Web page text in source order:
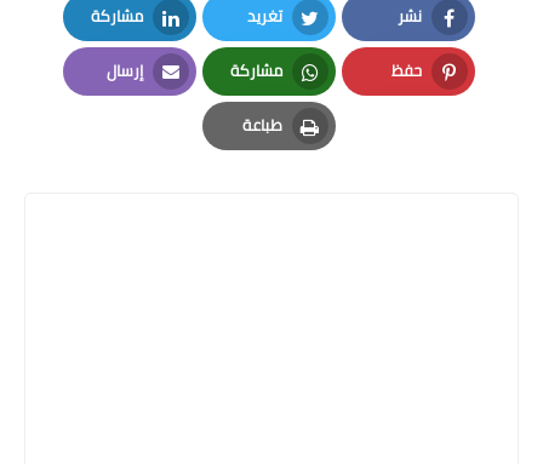
نشر
Facebook
تغريد
Twitter
مشاركة
LinkedIn
حفظ
Pinterest
مشاركة
Whatsapp
إرسال
Email
طباعة
Print